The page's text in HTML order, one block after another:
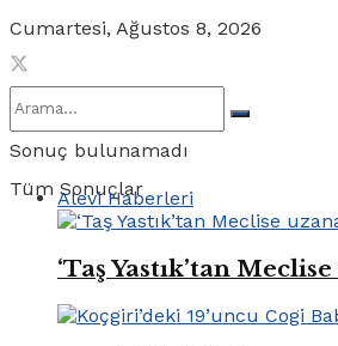
Cumartesi, Ağustos 8, 2026
Sonuç bulunamadı
Tüm Sonuçlar
Alevi Haberleri
‘Taş Yastık’tan